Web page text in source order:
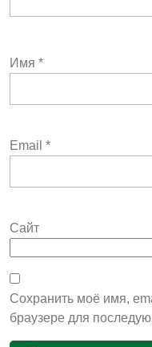
Имя *
Email *
Сайт
Сохранить моё имя,
браузере для